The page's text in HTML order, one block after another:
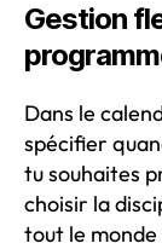
Gestion
Dans le
spécifier
tu souhaites
choisir la
tout le monde